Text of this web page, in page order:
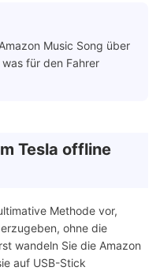
Music Song über
für den Fahrer
Tesla offline
Methode vor,
ohne die
wandeln Sie die Amazon
auf USB-Stick